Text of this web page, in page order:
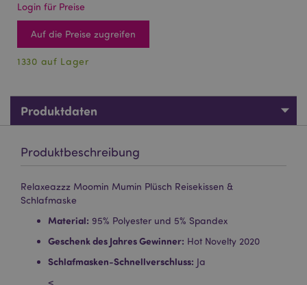
Login für Preise
Auf die Preise zugreifen
1330 auf Lager
Produktdaten
Produktbeschreibung
Relaxeazzz Moomin Mumin Plüsch Reisekissen &
Schlafmaske
Material: 95% Polyester und 5% Spandex
Geschenk des Jahres Gewinner: Hot Novelty 2020
Schlafmasken-Schnellverschluss: Ja
<